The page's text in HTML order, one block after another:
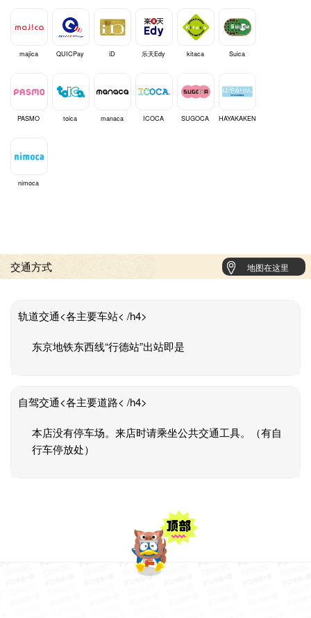
majica QUICPay iD 乐天Edy kitaca Suica
PASMO toica manaca ICOCA SUGOCA HAYAKAKEN
nimoca
交通方式 地图在这里
轨道交通<各主要车站< /h4>
东京地铁东西线“行德站”出站即是
自驾交通<各主要道路< /h4>
本店没有停车场。来店时请乘坐公共交通工具。（有自
行车停放处）